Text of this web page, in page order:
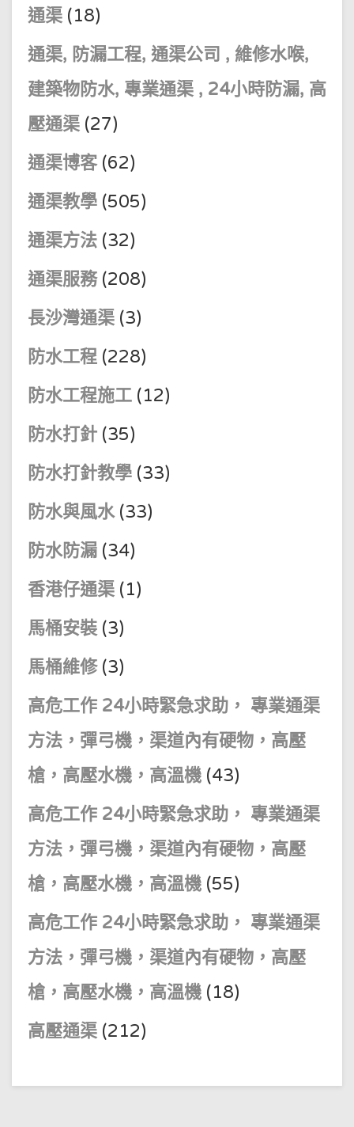
通渠 (18)
通渠, 防漏工程, 通渠公司 , 維修水喉,
建築物防水, 專業通渠 , 24小時防漏, 高
壓通渠 (27)
通渠博客(62)
通渠教學 (505)
通渠方法 (32)
通渠服務(208)
長沙灣通渠 (3)
防水工程 (228)
防水工程施工 (12)
防水打針 (35)
防水打針教學 (33)
防水與風水(33)
防水防漏 (34)
香港仔通渠 (1)
馬桶安裝 (3)
馬桶維修(3)
高危工作 24小時緊急求助， 專業通渠
方法，彈弓機，渠道內有硬物，高壓
槍，高壓水機，高溫機 (43)
高危工作 24小時緊急求助， 專業通渠
方法，彈弓機，渠道內有硬物，高壓
槍，高壓水機，高溫機 (55)
高危工作 24小時緊急求助， 專業通渠
方法，彈弓機，渠道內有硬物，高壓
槍，高壓水機，高溫機 (18)
高壓通渠 (212)